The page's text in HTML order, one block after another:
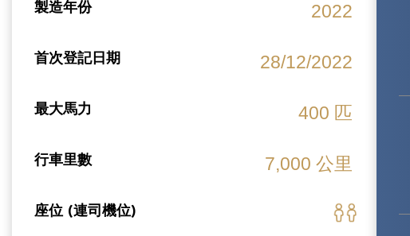
製造年份 2022
首次登記日期 28/12/2022
最大馬力 400 匹
行車里數 7,000 公里
座位 (連司機位)